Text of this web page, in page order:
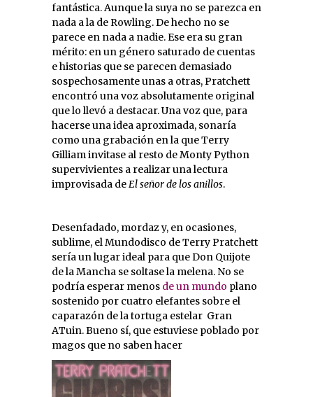
fantástica. Aunque la suya no se parezca en
nada a la de Rowling. De hecho no se
parece en nada a nadie. Ese era su gran
mérito: en un género saturado de cuentas
e historias que se parecen demasiado
sospechosamente unas a otras, Pratchett
encontró una voz absolutamente original
que lo llevó a destacar. Una voz que, para
hacerse una idea aproximada, sonaría
como una grabación en la que Terry
Gilliam invitase al resto de Monty Python
supervivientes a realizar una lectura
improvisada deEl señor de los anillos.
Desenfadado, mordaz y, en ocasiones,
sublime, el Mundodisco de Terry Pratchett
sería un lugar ideal para que Don Quijote
de la Mancha se soltase la melena. No se
podría esperar menos de un mundo plano
sostenido por cuatro elefantes sobre el
caparazón de la tortuga estelar Gran
ATuin. Bueno sí, que estuviese poblado por
magos que no saben hacer